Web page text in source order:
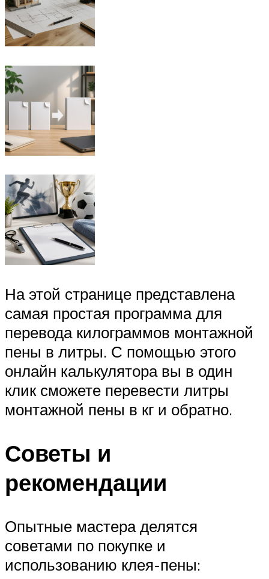
На этой странице представлена
самая простая программа для
перевода килограммов монтажной
пены в литры. С помощью этого
онлайн калькулятора вы в один
клик сможете перевести литры
монтажной пены в кг и обратно.
Советы и
рекомендации
Опытные мастера делятся
советами по покупке и
использованию клея-пены: